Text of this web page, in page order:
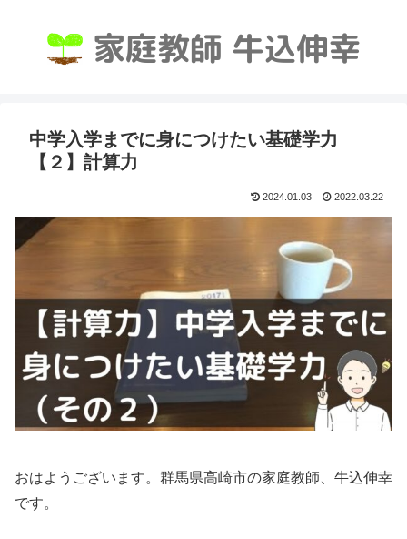
中学入学までに身につけたい基礎学力
【２】計算力
2024.01.03 2022.03.22
おはようございます。群馬県高崎市の家庭教師、牛込伸幸
です。